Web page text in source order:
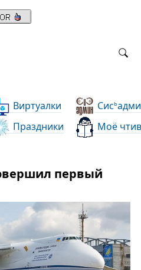
Виртуалки Сись
Праздники Моё
первый